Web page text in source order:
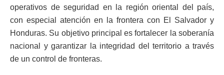
operativos de seguridad en la región oriental del país,
con especial atención en la frontera con El Salvador y
Honduras. Su objetivo principal es fortalecer la soberanía
nacional y garantizar la integridad del territorio a través
de un control de fronteras.